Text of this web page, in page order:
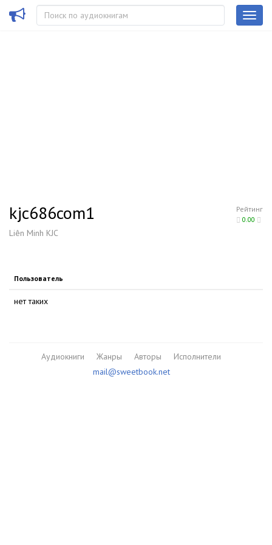
Рейтинг
0.00
kjc686com1
Liên Minh KJC
Пользователь
нет таких
Аудиокниги Жанры Авторы
Исполнители
mail@sweetbook.net